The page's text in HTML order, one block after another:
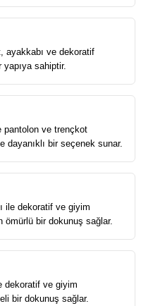
ayakkabı ve dekoratif
yapıya sahiptir.
pantolon ve trençkot
dayanıklı bir seçenek sunar.
ile dekoratif ve giyim
ömürlü bir dokunuş sağlar.
dekoratif ve giyim
bir dokunuş sağlar.